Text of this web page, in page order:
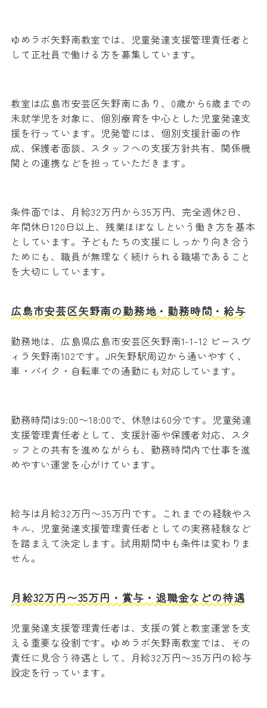
ゆめラボ矢野南教室では、児童発達支援管理責任者と
して正社員で働ける方を募集しています。
教室は広島市安芸区矢野南にあり、0歳から6歳までの
未就学児を対象に、個別療育を中心とした児童発達支
援を行っています。児発管には、個別支援計画の作
成、保護者面談、スタッフへの支援方針共有、関係機
関との連携などを担っていただきます。
条件面では、月給32万円から35万円、完全週休2日、
年間休日120日以上、残業ほぼなしという働き方を基本
としています。子どもたちの支援にしっかり向き合う
ためにも、職員が無理なく続けられる職場であること
を大切にしています。
広島市安芸区矢野南の勤務地・勤務時間・給与
勤務地は、広島県広島市安芸区矢野南1-1-12 ピースヴ
ィラ矢野南102です。JR矢野駅周辺から通いやすく、
車・バイク・自転車での通勤にも対応しています。
勤務時間は9:00〜18:00で、休憩は60分です。児童発達
支援管理責任者として、支援計画や保護者対応、スタ
ッフとの共有を進めながらも、勤務時間内で仕事を進
めやすい運営を心がけています。
給与は月給32万円〜35万円です。これまでの経験やス
キル、児童発達支援管理責任者としての実務経験など
を踏まえて決定します。試用期間中も条件は変わりま
せん。
月給32万円〜35万円・賞与・退職金などの待遇
児童発達支援管理責任者は、支援の質と教室運営を支
える重要な役割です。ゆめラボ矢野南教室では、その
責任に見合う待遇として、月給32万円〜35万円の給与
設定を行っています。